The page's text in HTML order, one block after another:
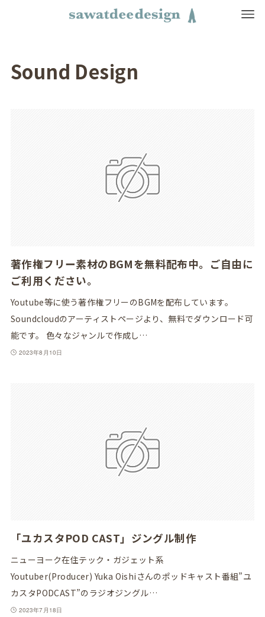
Sound Design
著作権フリー素材のBGMを無料配布中。ご自由に
ご利用ください。
Youtube等に使う著作権フリーのBGMを配布しています。
Soundcloudのアーティストページより、無料でダウンロード可
能です。 色々なジャンルで作成し…
2023年8月10日
「ユカスタPOD CAST」ジングル制作
ニューヨーク在住テック・ガジェット系
Youtuber(Producer) Yuka Oishiさんのポッドキャスト番組”ユ
カスタPODCAST”のラジオジングル…
2023年7月18日